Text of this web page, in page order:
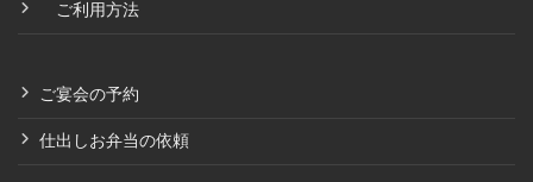
ご利用方法
ご宴会の予約
仕出しお弁当の依頼